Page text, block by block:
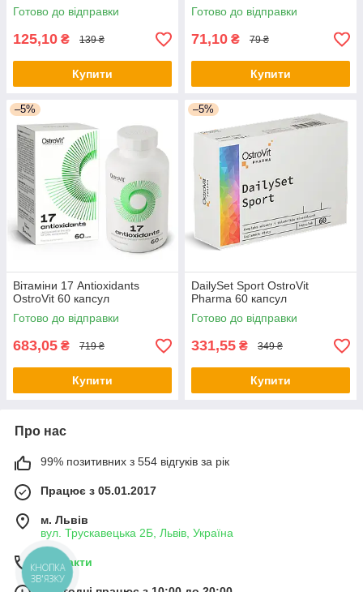
Готово до відправки
125,10 ₴ 139 ₴
Купити
Готово до відправки
71,10 ₴ 79 ₴
Купити
–5%
Вітаміни 17 Antioxidants
OstroVit 60 капсул
Готово до відправки
683,05 ₴ 719 ₴
Купити
–5%
DailySet Sport OstroVit
Pharma 60 капсул
Готово до відправки
331,55 ₴ 349 ₴
Купити
Про нас
99% позитивних з 554 відгуків за рік
Працює з 05.01.2017
м. Львів
вул. Трускавецька 2Б, Львів, Україна
Контакти
КНОПКА
ЗВ'ЯЗКУ